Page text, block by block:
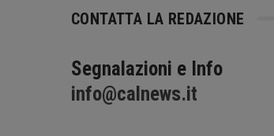
CONTATTA LA REDAZIONE
Segnalazioni e Info
info@calnews.it